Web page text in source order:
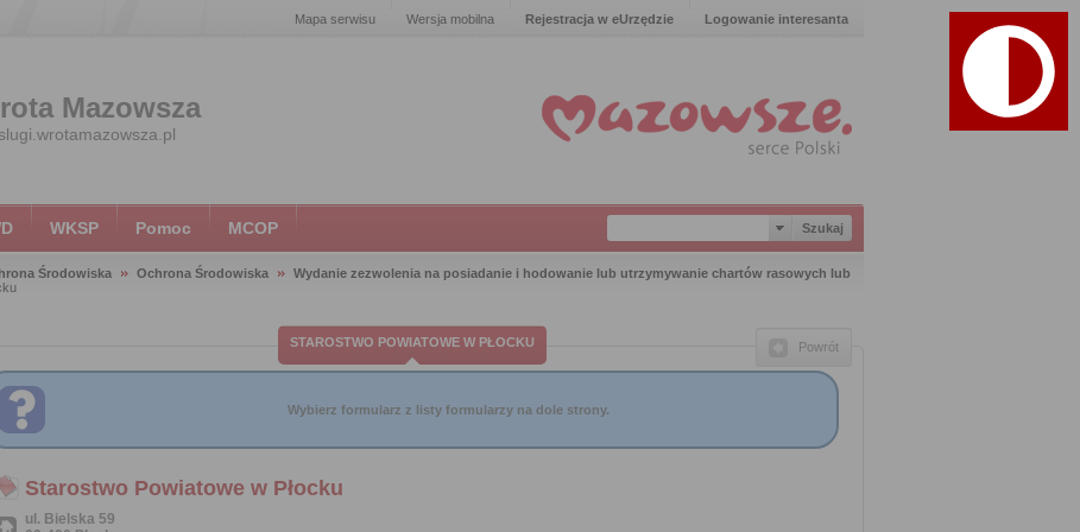
Mapa serwisu Wersja mobilna Rejestracja w eUrzędzie Logowanie interesanta
Mazowsza
WKSP Pomoc MCOP
Środowiska Ochrona Środowiska
Wydanie zezwolenia na posiadanie i hodowanie lub utrzymywanie chartów rasowych lub
STAROSTWO POWIATOWE W PŁOCKU Powrót
Wybierz formularz z listy formularzy na dole strony.
Starostwo Powiatowe w Płocku
ul. Bielska 59